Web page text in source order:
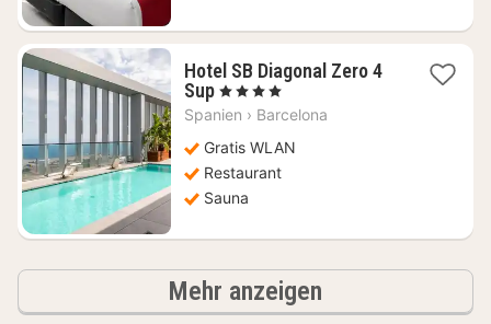
Hotel SB Diagonal Zero 4
Sup1
Nacht
116,36
€
, 4 Sterne
Spanien › Barcelona
Gratis WLAN
Restaurant
Sauna
Mehr anzeigen